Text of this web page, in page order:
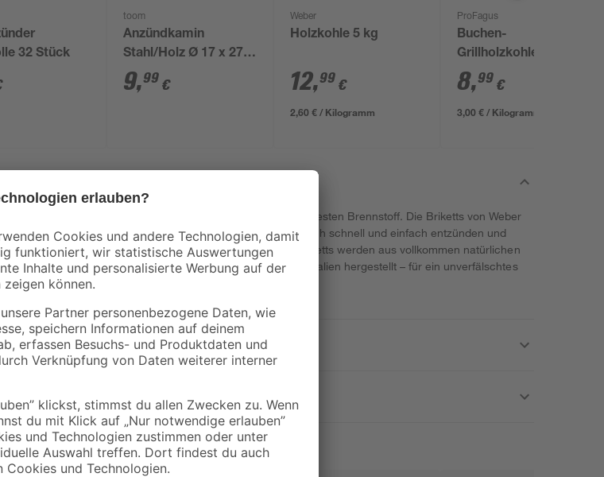
32 Stück
toom
Anzündkamin
Stahl/Holz Ø 17 x 27
cm
9,99 €
Weber
Holzkohle 5 kg
12,99 €
2,60 € / Kilogramm
ProFagus
Buchen-
Grillholzkohlebriketts
'Grillis' 3 kg
8,99 €
3,00 € / Kilogramm
Verwende für das beste Stück Fleisch nur den besten Brennstoff. Die Briketts von Weber
sorgen für einen guten Start. Denn sie lassen sich schnell und einfach entzünden und
bieten bis zu drei Stunden kräftige Glut. Die Briketts werden aus vollkommen natürlichen
Inhaltsstoffen und ohne den Einsatz von Chemikalien hergestellt – für ein unverfälschtes
Aroma.